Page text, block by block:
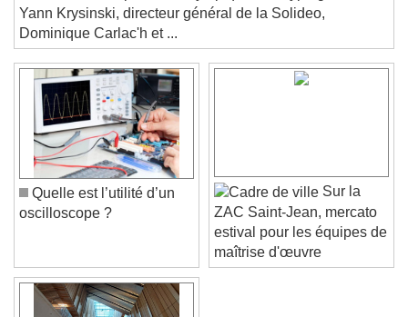
Text
Text Background
Color Opacity
Caption Area Background
Color Opacity
Font Size
Text Edge Style
social de son expérience olympique. Décryptage avec
Yann Krysinski, directeur général de la Solideo,
Dominique Carlac'h et ...
Quelle est l’utilité d’un
ZAC Saint-Jean, mercato
estival pour les équipes de
maîtrise d'œuvre